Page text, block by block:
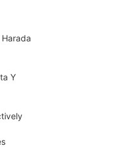
Harada
Y